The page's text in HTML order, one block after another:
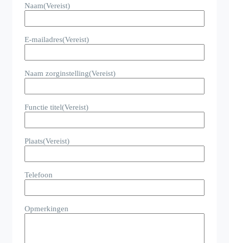
Naam(Vereist)
E-mailadres(Vereist)
Naam zorginstelling(Vereist)
Functie titel(Vereist)
Plaats(Vereist)
Telefoon
Opmerkingen